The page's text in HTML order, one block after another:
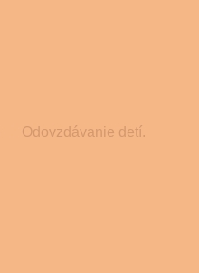
Odovzdávanie detí.